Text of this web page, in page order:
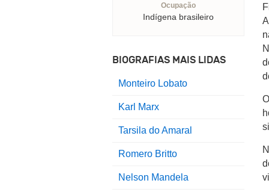
Ocupação
Indígena brasileiro
BIOGRAFIAS MAIS LIDAS
Monteiro Lobato
Karl Marx
Tarsila do Amaral
Romero Britto
Nelson Mandela